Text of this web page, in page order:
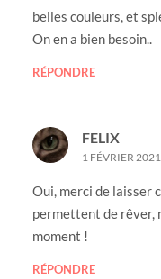
belles couleurs, et
On en a bien besoin..
RÉPONDRE
FELIX
1 FÉVRIER
Oui, merci de laisser
permettent de rêver,
moment !
RÉPONDRE